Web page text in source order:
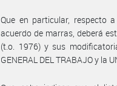
Que en particular, respecto
acuerdo de marras, deberá
(t.o. 1976) y sus
GENERAL DEL TRABAJO y la